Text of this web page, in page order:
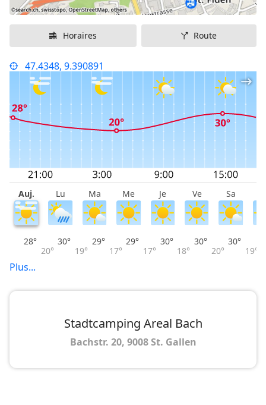
Horaires Route
47.4348, 9.390891
Auj. Lu Ma Me Je Ve Sa
28°
20°
30°
19°
29°
17°
29°
17°
30°
18°
30°
20°
30°
19°
Plus...
Stadtcamping Areal Bach
Bachstr. 20, 9008 St. Gallen